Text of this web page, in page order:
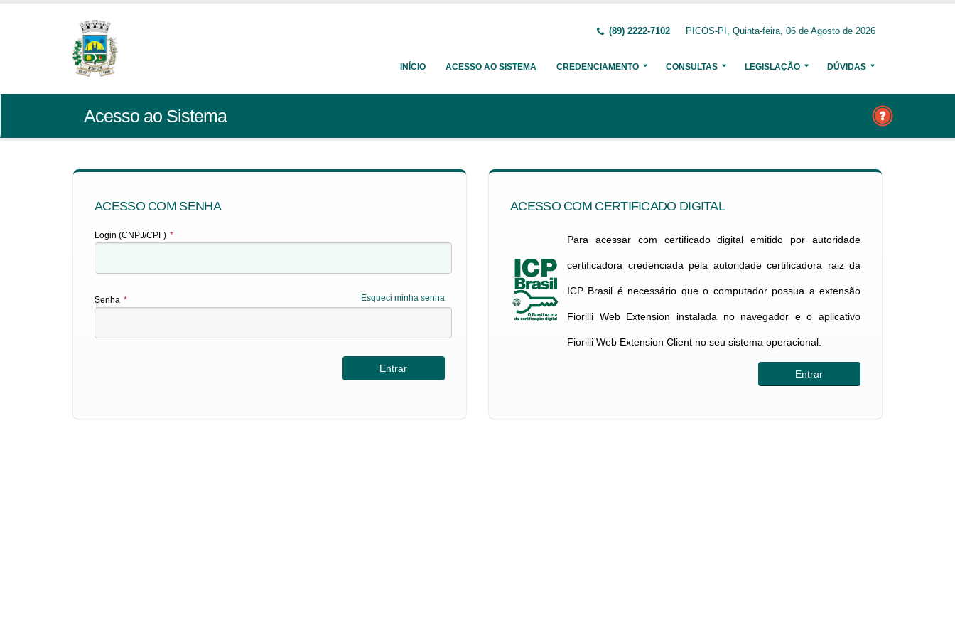
(89) 2222-7102 PICOS-PI, Quinta-feira, 06 de Agosto de 2026
INÍCIO ACESSO AO SISTEMA CREDENCIAMENTO CONSULTAS LEGISLAÇÃO DÚVIDAS
Acesso ao Sistema
ACESSO COM SENHA
Login (CNPJ/CPF) *
Esqueci minha senha
Senha *
ACESSO COM CERTIFICADO DIGITAL
Para acessar com certificado digital emitido por autoridade
certificadora credenciada pela autoridade certificadora raiz da
ICP Brasil é necessário que o computador possua a extensão
Fiorilli Web Extension instalada no navegador e o aplicativo
Fiorilli Web Extension Client no seu sistema operacional.